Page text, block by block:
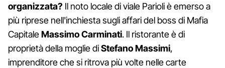
organizzata? Il noto locale di viale Parioli è emerso a
più riprese nell'inchiesta sugli affari del boss di Mafia
CapitaleMassimo Carminati. Il ristorante è di
proprietà della moglie diStefano Massimi,
imprenditore che si ritrova più volte nelle carte